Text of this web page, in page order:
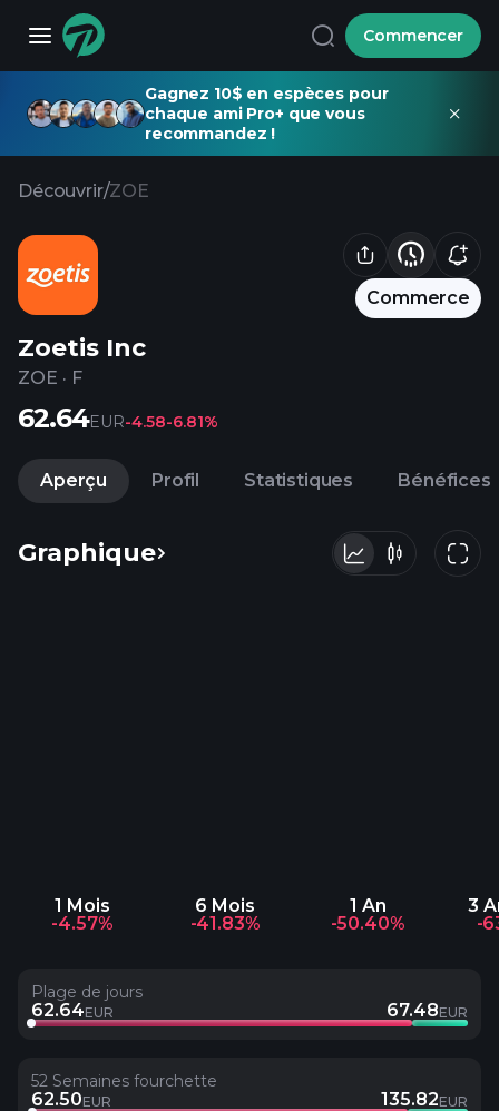
Commencer
Gagnez 10$ en espèces pour
chaque ami Pro+ que vous
recommandez !
Découvrir/ZOE
Commerce
Zoetis Inc
ZOE · F
62.64EUR-4.58-6.81%
Aperçu Profil Statistiques Bénéfices
Graphique
1 Mois
-4.57%
6 Mois
-41.83%
1 An
-50.40%
3
-
Plage de jours
62.64EUR 67.48EUR
52 Semaines fourchette
62.50EUR 135.82EUR